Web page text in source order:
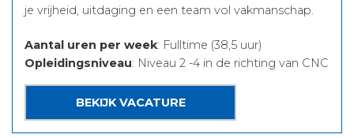
je vrijheid, uitdaging en een team vol vakmanschap.
Aantal uren per week: Fulltime (38,5 uur)
Opleidingsniveau: Niveau 2 -4 in de richting van CNC
BEKIJK VACATURE